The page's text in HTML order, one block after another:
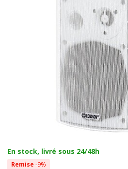
En stock, livré sous 24/48h
Remise -9%